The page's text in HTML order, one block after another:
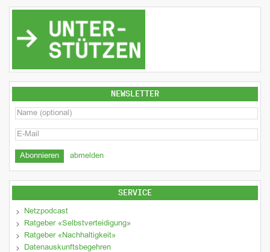
NEWSLETTER
abmelden
SERVICE
Netzpodcast
Ratgeber «Selbstverteidigung»
Ratgeber «Nachhaltigkeit»
Datenauskunftsbegehren